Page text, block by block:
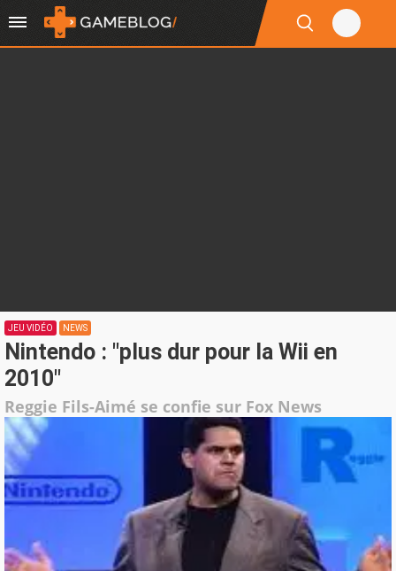
JEU VIDÉO NEWS
Nintendo : "plus dur pour la Wii en
2010"
Reggie Fils-Aimé se confie sur Fox News